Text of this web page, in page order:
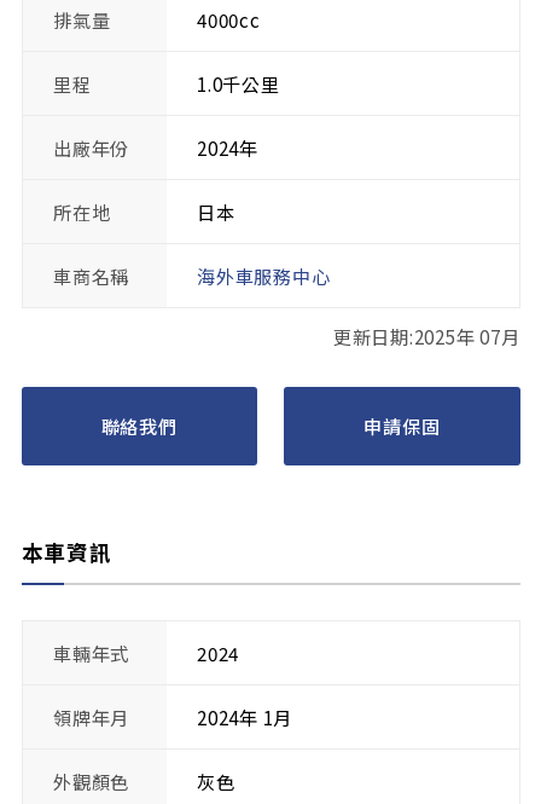
排氣量 4000cc
里程 1.0千公里
出廠年份 2024年
所在地 日本
車商名稱 海外車服務中心
更新日期:2025年 07月
聯絡我們 申請保固
本車資訊
車輛年式 2024
領牌年月 2024年 1月
外觀顏色 灰色